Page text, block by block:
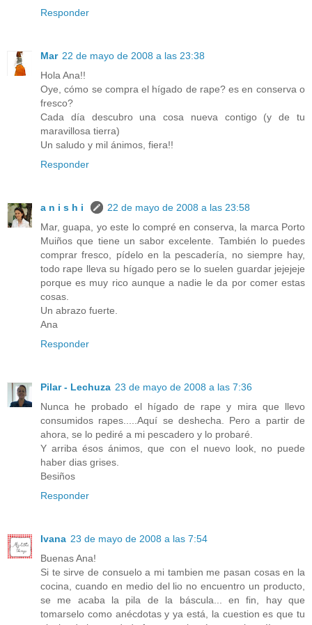
Responder
Mar 22 de mayo de 2008 a las 23:38
Hola Ana!!
Oye, cómo se compra el hígado de rape? es en conserva o
fresco?
Cada día descubro una cosa nueva contigo (y de tu
maravillosa tierra)
Un saludo y mil ánimos, fiera!!
Responder
a n i s h i
22 de mayo de 2008 a las 23:58
Mar, guapa, yo este lo compré en conserva, la marca Porto
Muiños que tiene un sabor excelente. También lo puedes
comprar fresco, pídelo en la pescadería, no siempre hay,
todo rape lleva su hígado pero se lo suelen guardar jejejeje
porque es muy rico aunque a nadie le da por comer estas
cosas.
Un abrazo fuerte.
Ana
Responder
Pilar - Lechuza 23 de mayo de 2008 a las 7:36
Nunca he probado el hígado de rape y mira que llevo
consumidos rapes.....Aquí se deshecha. Pero a partir de
ahora, se lo pediré a mi pescadero y lo probaré.
Y arriba ésos ánimos, que con el nuevo look, no puede
haber dias grises.
Besiños
Responder
Ivana 23 de mayo de 2008 a las 7:54
Buenas Ana!
Si te sirve de consuelo a mi tambien me pasan cosas en la
cocina, cuando en medio del lio no encuentro un producto,
se me acaba la pila de la báscula... en fin, hay que
tomarselo como anécdotas y ya está, la cuestion es que tu